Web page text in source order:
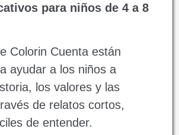
para niños de 4 a 8
Colorin Cuenta están
ayudar a los niños a
los valores y las
de relatos cortos,
de entender.